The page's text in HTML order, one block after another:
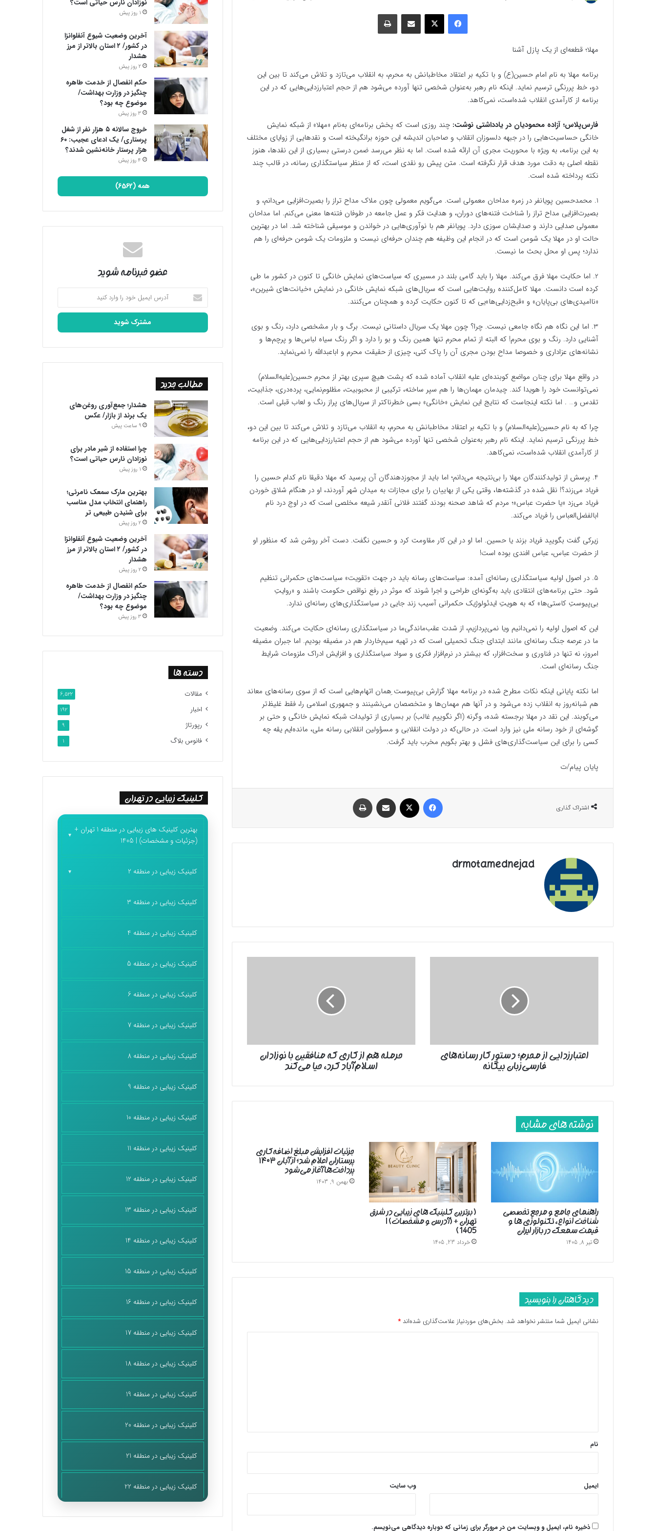
فیسبوک ایکس اشتراک گذاری با ایمیل چاپ
مهلا؛ قطعه‌ای از یک پازل آشنا
برنامه مهلا به نام امام حسین(ع) و با تکیه بر اعتقاد مخاطبانش به محرم، به انقلاب می‌تازد و تلاش می‌کند تا بین این
دو، خط پررنگی ترسیم نماید. اینکه نام رهبر به‌عنوان شخصی تنها آورده می‌شود هم از حجم اعتبارزدایی‌هایی که در این
برنامه از کارآمدی انقلاب شده‌است، نمی‌کاهد.
فارس‌پلاس؛ آزاده محمودیان در یادداشتی نوشت: چند روزی است که پخش برنامه‌ای به‌نام «مهلا» از شبکه نمایش
خانگی حساسیت‌هایی را در جبهه دلسوزان انقلاب و صاحبان اندیشه این حوزه برانگیخته است و نقدهایی از زوایای مختلف
به این برنامه، به ویژه با محوریت مجری آن ارائه شده است. اما به نظر می‌رسد ضمن درستی بسیاری از این نقدها، هنوز
نقطه اصلی به دقت مورد هدف قرار نگرفته است. متن پیش رو نقدی است، که از منظر سیاستگذاری رسانه، در قالب چند
نکته پرداخته شده است.
1. محمدحسین پویانفر در زمره مداحان معمولی است. می‌گویم معمولی چون ملاک مداح تراز را بصیرت‌افزایی می‌دانم، و
بصیرت‌افزایی مداح تراز را شناخت فتنه‌های دوران، و هدایت فکر و عمل جامعه در طوفان فتنه‌ها معنی می‌کنم. اما مداحان
معمولی صدایی دارند و صدایشان سوزی دارد. پویانفر هم با نوآوری‌هایی در خواندن و موسیقی شناخته شد. اما در بهترین
حالت او در مهلا یک شومن است که در انجام این وظیفه هم چندان حرفه‌ای نیست و ملزومات یک شومن حرفه‌ای را هم
ندارد؛ پس او محل بحث ما نیست.
2. اما حکایت مهلا فرق می‌کند. مهلا را باید گامی بلند در مسیری که سیاست‌های نمایش خانگی تا کنون در کشور ما طی
کرده است دانست. مهلا کامل‌کننده روایت‌هایی است که سریال‌های شبکه نمایش خانگی در نمایش «خیانت‌های شیرین»،
«ناامیدی‌های بی‌پایان» و «قبح‌زدایی‌ها»یی که تا کنون حکایت‌ کرده و همچنان می‌کنند.
3. اما این نگاه هم نگاه جامعی نیست. چرا؟ چون مهلا یک سریال داستانی نیست. برگ و بار مشخصی دارد، رنگ و بوی
آشنایی دارد. رنگ و بوی محرم! که البته از تمام محرم تنها همین رنگ و بو را دارد و اگر رنگ سیاه لباس‌ها و پرچم‌ها و
نشانه‌های عزاداری و خصوصا مداح بودن مجری آن را پاک کنی، چیزی از حقیقت محرم و اباعبدالله را نمی‌نماید.
در واقع مهلا برای چنان مواضع کوبنده‌ای علیه انقلاب آماده شده که پشت هیچ سپری بهتر از محرم حسین‌(علیه‌السلام)
نمی‌توانست خود را هویدا کند. چیدمان مهمان‌ها را هم سپر ساخته، ترکیبی از محبوبیت، مظلوم‌نمایی، پرده‌دری، جذابیت،
تقدس و… . اما نکته اینجاست که نتایج این نمایش «خانگی» بسی خطرناکتر از سریال‌های پراز رنگ و لعاب قبلی است.
چرا که به نام حسین(علیه‌السلام) و با تکیه بر اعتقاد مخاطبانش به محرم، به انقلاب می‌تازد و تلاش می‌کند تا بین این دو،
خط پررنگی ترسیم نماید. اینکه نام رهبر به‌عنوان شخصی تنها آورده می‌شود هم از حجم اعتبارزدایی‌هایی که در این برنامه
از کارآمدی انقلاب شده‌است، نمی‌کاهد.
4. پرسش از تولیدکنندگان مهلا را بی‌نتیجه می‌دانم؛ اما باید از مجوزدهندگان آن پرسید که مهلا دقیقا نام کدام حسین را
فریاد می‌زند؟! نقل شده در گذشته‌ها، وقتی یکی از بهاییان را برای مجازات به میدان شهر آوردند، او در هنگام شلاق خوردن
فریاد می‌زد «یا حضرت عباس»؛ مردم که شاهد صحنه بودند گفتند فلانی آنقدر شیعه مخلصی است که در اوج درد نام
ابالفضل‌العباس را فریاد می‌کند.
زیرکی گفت بگویید فریاد بزند یا حسین. اما او در این کار مقاومت کرد و حسین نگفت. دست آخر روشن شد که منظور او
از حضرت عباس، عباس افندی بوده است!
5. در اصول اولیه سیاستگذاری رسانه‌ای آمده: سیاست‌های رسانه باید در جهت «تقویت» سیاست‌های حکمرانی تنظیم
شود. حتی برنامه‌های انتقادی باید به‌گونه‌ای طراحی و اجرا شوند که موثر در رفع نواقص حکومت باشند و «روایتِ
بی‌پیوستِ کاستی‌ها» که به هویتِ ایدئولوژیک حکمرانی آسیب زند جایی در سیاستگذاری‌های رسانه‌ای ندارد.
این که اصول اولیه را نمی‌دانیم ویا نمی‌پردازیم، از شدت عقب‌ماندگی‌ما در سیاستگذاری رسانه‌ای حکایت می‌کند. وضعیت
ما در عرصه جنگ رسانه‌ای مانند ابتدای جنگ تحمیلی است که در تهیه سیم‌خاردار هم در مضیقه بودیم. اما جبران مضیقه
امروز، نه تنها در فناوری و سخت‌افزار، که بیشتر در نرم‌افزار فکری و سواد سیاستگذاری و افزایش ادراک ملزومات شرایط
جنگ رسانه‌ای است.
اما نکته پایانی اینکه نکات مطرح شده در برنامه مهلا گزارش بی‌پیوست ِهمان اتهام‌هایی است که از سوی رسانه‌های معاند
هم شبانه‌روز به انقلاب زده می‌شود و در آنها هم مهمان‌ها و متخصصان می‌نشینند و جمهوری اسلامی را، فقط غلیظ‌تر
می‌کوبند. این نقد در مهلا برجسته شده، وگرنه (اگر نگوییم غالب) بر بسیاری از تولیدات شبکه نمایش خانگی و حتی بر
گوشه‌ای از خود رسانه ملی نیز وارد است. در حالی‌که در دولت انقلابی و مسؤولین انقلابی رسانه ملی، مانده‌ایم یقه چه
کسی را برای این سیاست‌گذاری‌های فشل و بهتر بگویم مخرب باید گرفت.
پایان پیام/ت
اشتراک گذاری
فیسبوک ایکس اشتراک گذاری با ایمیل
drmotamednejad
اعتبارزدایی از محرم؛ دستور کار رسانه‌های
فارسی‌زبان بیگانه
اسلام‌آباد
حرمله هم از کاری که منافقین با نوزادان
اسلام‌آباد کرد، حیا می‌کند
نوشته های مشابه
راهنمای جامع و مرجع تخصصی
شناخت انواع، تکنولوژی ها و
قیمت سمعک در بازار ایران
تیر 8, 1405
( برترین کلینیک های زیبایی در شرق
تهران + (آدرس و مشخصات) |
1405 )
خرداد 23, 1405
جزئیات افزایش مبلغ اضافه‌کاری
پرستاران اعلام شد؛ از آبان ۱۴۰۳
پرداخت‌ها آغاز می‌شود
بهمن 9, 1403
دیدگاهتان را بنویسید
نشانی ایمیل شما منتشر نخواهد شد. بخش‌های موردنیاز علامت‌گذاری شده‌اند *
نام
ایمیل وب‌ سایت
ذخیره نام، ایمیل و وبسایت من در مرورگر برای زمانی که دوباره دیدگاهی می‌نویسم.
نوزادان نارس حیاتی است؟
1 روز پیش
آخرین وضعیت شیوع آنفلوانزا
در کشور/ ۲ استان بالاتر از مرز
هشدار
2 روز پیش
حکم انفصال از خدمت طاهره
چنگیز در وزارت بهداشت/
موضوع چه بود؟
3 روز پیش
خروج سالانه ۵ هزار نفر از شغل
پرستاری/ یک ادعای عجیب: ۶۰
هزار پرستار خانه‌نشین شدند؟
4 روز پیش
همه (6562)
عضو خبرنامه شوید
آدرس
ایمیل
خود
وارد
مطالب جدید
هشدار؛ جمع‌آوری روغن‌های
یک برند از بازار/ عکس
9 ساعت پیش
چرا استفاده از شیر مادر برای
نوزادان نارس حیاتی است؟
1 روز پیش
بهترین مارک سمعک نامرئی؛
راهنمای انتخاب مدل مناسب
برای شنیدن طبیعی تر
2 روز پیش
آخرین وضعیت شیوع آنفلوانزا
در کشور/ ۲ استان بالاتر از مرز
هشدار
2 روز پیش
حکم انفصال از خدمت طاهره
چنگیز در وزارت بهداشت/
موضوع چه بود؟
3 روز پیش
دسته ها
مقالات 6,522
اخبار 192
رپورتاژ 9
فانوس بلاگ 1
کلینیک زیبایی در تهران
بهترین کلینیک های زیبایی در منطقه 1 تهران +
(جزئیات و مشخصات) | 1405
کلینیک زیبایی در منطقه 2
کلینیک زیبایی در منطقه 3
کلینیک زیبایی در منطقه 4
کلینیک زیبایی در منطقه 5
کلینیک زیبایی در منطقه 6
کلینیک زیبایی در منطقه 7
کلینیک زیبایی در منطقه 8
کلینیک زیبایی در منطقه 9
کلینیک زیبایی در منطقه 10
کلینیک زیبایی در منطقه 11
کلینیک زیبایی در منطقه 12
کلینیک زیبایی در منطقه 13
کلینیک زیبایی در منطقه 14
کلینیک زیبایی در منطقه 15
کلینیک زیبایی در منطقه 16
کلینیک زیبایی در منطقه 17
کلینیک زیبایی در منطقه 18
کلینیک زیبایی در منطقه 19
کلینیک زیبایی در منطقه 20
کلینیک زیبایی در منطقه 21
کلینیک زیبایی در منطقه 22